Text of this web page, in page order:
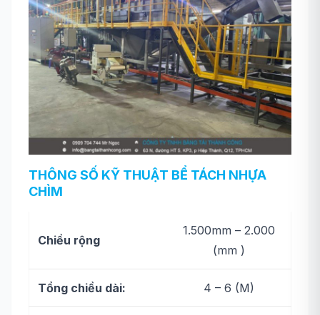
THÔNG SỐ KỸ THUẬT BỂ TÁCH NHỰA
CHÌM
Chiều rộng
1.500mm – 2.000
(mm )
Tổng chiều dài: 4 – 6 (M)